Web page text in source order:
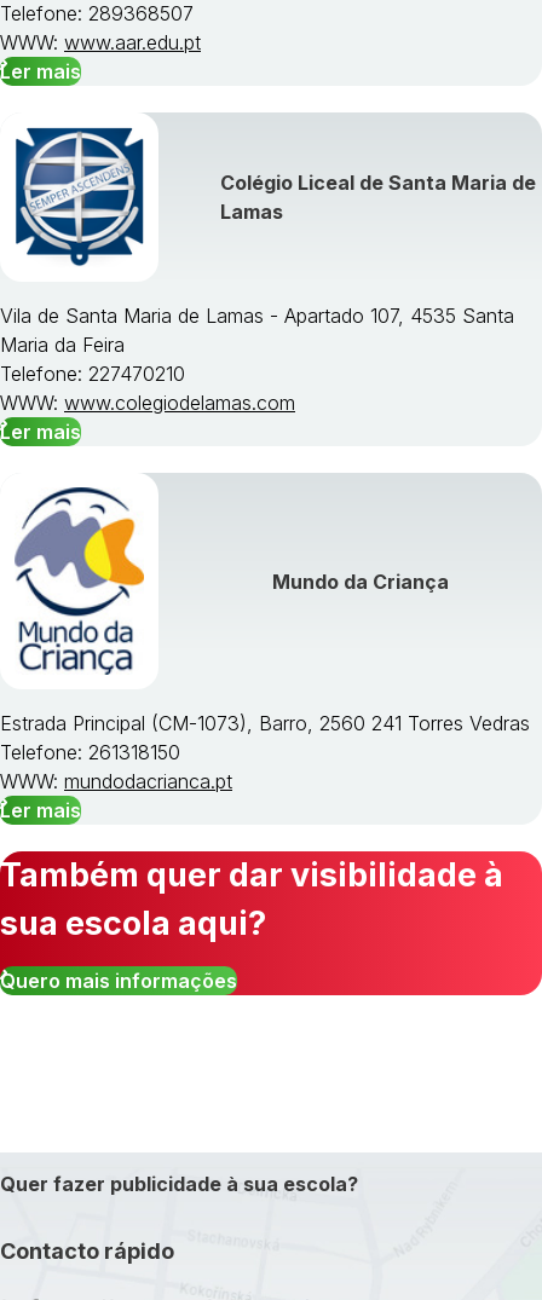
Telefone: 289368507
WWW: www.aar.edu.pt
Ler mais
Colégio Liceal de Santa Maria de
Lamas
Vila de Santa Maria de Lamas - Apartado 107, 4535 Santa
Maria da Feira
Telefone: 227470210
WWW: www.colegiodelamas.com
Ler mais
Mundo da Criança
Estrada Principal (CM-1073), Barro, 2560 241 Torres Vedras
Telefone: 261318150
WWW: mundodacrianca.pt
Ler mais
Também quer dar visibilidade à
sua escola aqui?
Quero mais informações
Quer fazer publicidade à sua escola?
Contacto rápido